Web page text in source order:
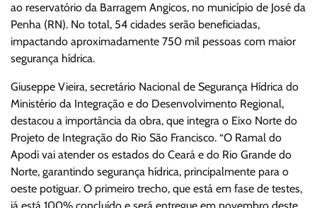
ao reservatório da Barragem Angicos, no município de José da
Penha (RN). No total, 54 cidades serão beneficiadas,
impactando aproximadamente 750 mil pessoas com maior
segurança hídrica.
Giuseppe Vieira, secretário Nacional de Segurança Hídrica do
Ministério da Integração e do Desenvolvimento Regional,
destacou a importância da obra, que integra o Eixo Norte do
Projeto de Integração do Rio São Francisco. “O Ramal do
Apodi vai atender os estados do Ceará e do Rio Grande do
Norte, garantindo segurança hídrica, principalmente para o
oeste potiguar. O primeiro trecho, que está em fase de testes,